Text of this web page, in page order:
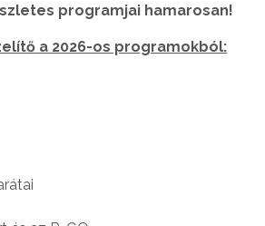
programjai hamarosan!
a 2026-os programokból: